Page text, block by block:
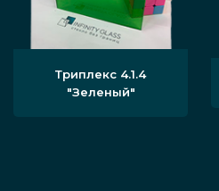
Триплекс 4.1.4
"Зеленый"